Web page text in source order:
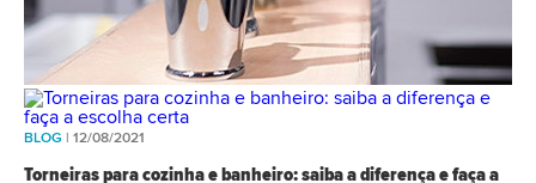
BLOG | 12/08/2021
Torneiras para cozinha e banheiro: saiba a diferença e faça a